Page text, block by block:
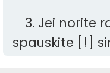
3. Jei norite
spauskite [!]